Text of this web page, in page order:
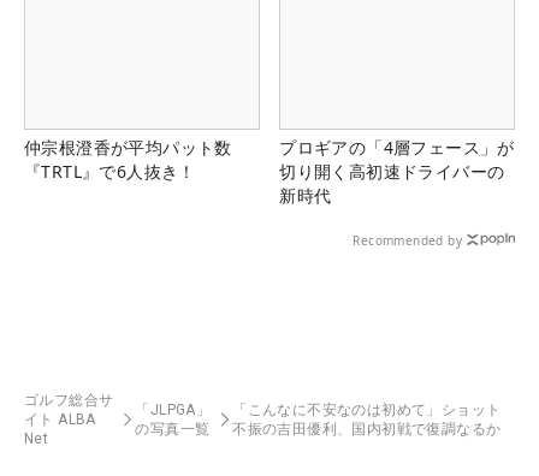
仲宗根澄香が平均パット数
『TRTL』で6人抜き！
プロギアの「4層フェース」が
切り開く高初速ドライバーの
新時代
Recommended by
ゴルフ総合サ
イト ALBA
Net
「JLPGA」
の写真一覧
「こんなに不安なのは初めて」ショット
不振の吉田優利、国内初戦で復調なるか